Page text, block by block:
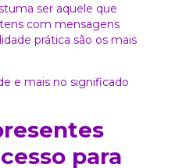
ser aquele que
com mensagens
prática são os mais
e mais no significado
para